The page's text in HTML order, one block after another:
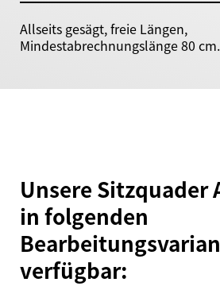
Allseits gesägt, freie Längen,
Mindestabrechnungslänge 80 cm.
Unsere Sitzquader
in folgenden
verfügbar: